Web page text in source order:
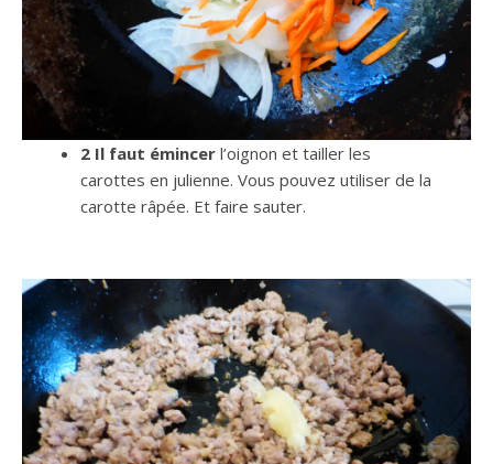
2 Il faut émincerl’oignon et tailler les
carottes en julienne. Vous pouvez utiliser de la
carotte râpée. Et faire sauter.